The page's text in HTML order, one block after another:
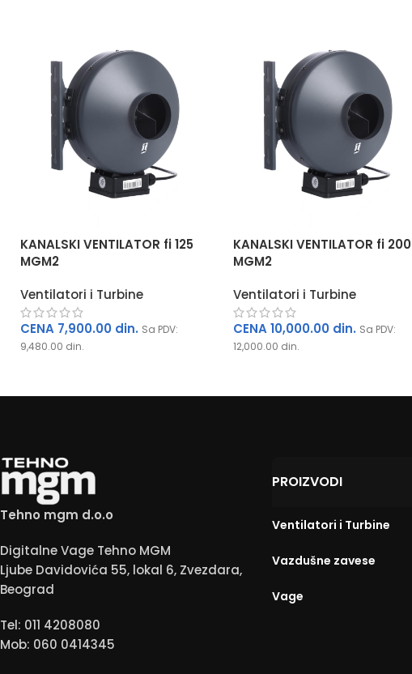
KANALSKI VENTILATOR fi 125
MGM2
Ventilatori i Turbine
CENA 7,900.00 din. Sa PDV:
9,480.00 din.
KANALSKI VENTILATOR fi 200
MGM2
Ventilatori i Turbine
CENA10,000.00 din. Sa PDV:
12,000.00 din.
Tehno mgm d.o.o
Digitalne Vage Tehno MGM
Ljube Davidovića 55, lokal 6, Zvezdara,
Beograd
Tel: 011 4208080
Mob: 060 0414345
PROIZVODI
Ventilatori i Turbine
Vazdušne zavese
Vage